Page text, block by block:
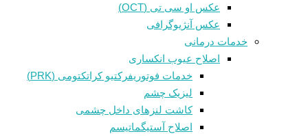
عکس او سی تی (OCT)
عکس آنژیوگرافی
خدمات درمانی
اصلاح عیوب انکساری
خدمات فوتوريفرکتيو کراتکتومی (PRK)
لیزیک چشم
کاشت لنزهای داخل چشمی
اصلاح آستیگماتیسم